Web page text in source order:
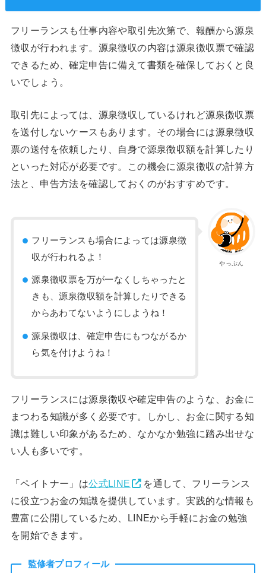
フリーランスも仕事内容や取引先次第で、報酬から源泉
徴収が行われます。源泉徴収の内容は源泉徴収票で確認
できるため、確定申告に備えて書類を確保しておくと良
いでしょう。
取引先によっては、源泉徴収しているけれど源泉徴収票
を送付しないケースもあります。その場合には源泉徴収
票の送付を依頼したり、自身で源泉徴収額を計算したり
といった対応が必要です。この機会に源泉徴収の計算方
法と、申告方法を確認しておくのがおすすめです。
やっぷん
フリーランスも場合によっては源泉徴
収が行われるよ！
源泉徴収票を万が一なくしちゃったと
きも、源泉徴収額を計算したりできる
からあわてないようにしようね！
源泉徴収は、確定申告にもつながるか
ら気を付けようね！
フリーランスには源泉徴収や確定申告のような、お金に
まつわる知識が多く必要です。しかし、お金に関する知
識は難しい印象があるため、なかなか勉強に踏み出せな
い人も多いです。
「ペイトナー」は公式LINE
を通して、フリーランス
に役立つお金の知識を提供しています。実践的な情報も
豊富に公開しているため、LINEから手軽にお金の勉強
を開始できます。
監修者プロフィール